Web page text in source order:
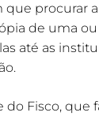
procurar
de uma ou
até as
do Fisco, que